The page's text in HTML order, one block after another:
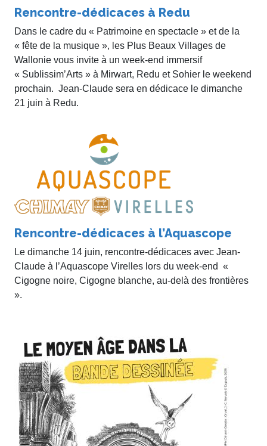
Rencontre-dédicaces à Redu
Dans le cadre du « Patrimoine en spectacle » et de la
« fête de la musique », les Plus Beaux Villages de
Wallonie vous invite à un week-end immersif
« Sublissim’Arts » à Mirwart, Redu et Sohier le weekend
prochain. Jean-Claude sera en dédicace le dimanche
21 juin à Redu.
Rencontre-dédicaces à l’Aquascope
Le dimanche 14 juin, rencontre-dédicaces avec Jean-
Claude à l’Aquascope Virelles lors du week-end «
Cigogne noire, Cigogne blanche, au-delà des frontières
».